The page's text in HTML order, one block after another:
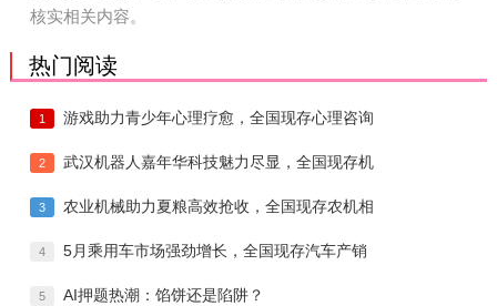
核实相关内容。
热门阅读
1 游戏助力青少年心理疗愈，全国现存心理咨询
2 武汉机器人嘉年华科技魅力尽显，全国现存机
3 农业机械助力夏粮高效抢收，全国现存农机相
4 5月乘用车市场强劲增长，全国现存汽车产销
5 AI押题热潮：馅饼还是陷阱？